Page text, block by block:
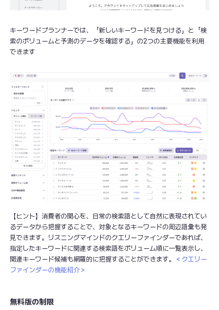
キーワードプランナーでは、「新しいキーワードを見つける」と「検
索のボリュームと予測のデータを確認する」の2つの主要機能を利用
できます
【ヒント】消費者の関心を、日常の検索語として自然に表現されてい
るデータから把握することで、対象となるキーワードの周辺語彙も発
見できます。リスニングマインドのクエリーファインダーであれば、
指定したキーワードに関連する検索語をボリューム順に一覧表示し、
関連キーワード候補も網羅的に把握することができます。
＜ クエリー
ファインダーの機能紹介＞
無料版の制限